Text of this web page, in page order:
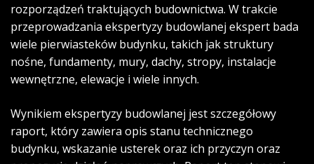
rozporządzeń traktujących budownictwa. W trakcie
przeprowadzania ekspertyzy budowlanej ekspert bada
wiele pierwiasteków budynku, takich jak struktury
nośne, fundamenty, mury, dachy, stropy, instalacje
wewnętrzne, elewacje i wiele innych.
Wynikiem ekspertyzy budowlanej jest szczegółowy
raport, który zawiera opis stanu technicznego
budynku, wskazanie usterek oraz ich przyczyn oraz